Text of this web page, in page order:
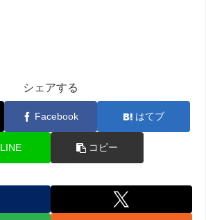
シェアする
Facebook はてブ
LINE コピー